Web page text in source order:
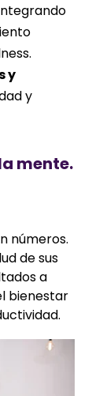
y
y
mente.
números.
de sus
a
bienestar